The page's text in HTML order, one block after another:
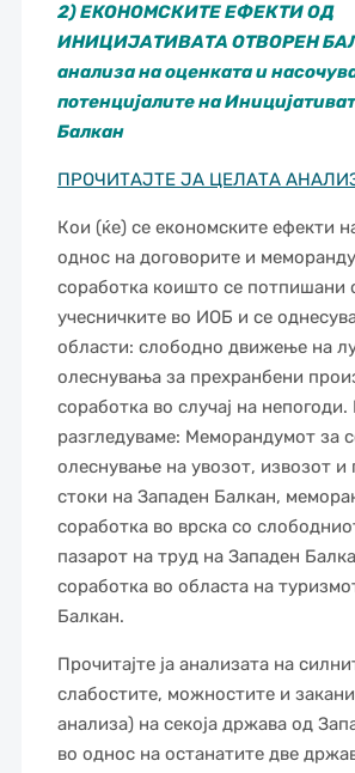
2) ЕКОНОМСКИТЕ ЕФЕКТИ ОД
ИНИЦИЈАТИВАТА ОТВОРЕН
анализа на оценката и
потенцијалите на
Балкан
ПРОЧИТАЈТЕ ЈА ЦЕЛАТА
Кои (ќе) се економските ефекти
однос на договорите и
соработка коишто се потпишани
учесничките во ИОБ и се
области: слободно движење на
олеснувања за прехранбени
соработка во случај на непогоди.
разгледуваме: Меморандумот за
олеснување на увозот, извозот и
стоки на Западен Балкан,
соработка во врска со
пазарот на труд на Западен
соработка во областа на
Балкан.
Прочитајте ја анализата на
слабостите, можностите и
анализа) на секоја држава од
во однос на останатите две